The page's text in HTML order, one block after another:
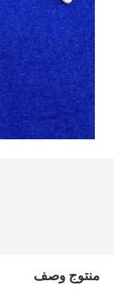
منتوج وصف